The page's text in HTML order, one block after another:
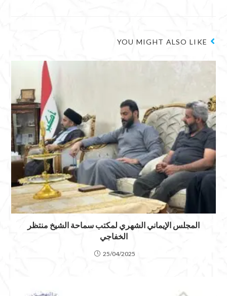
YOU MIGHT ALSO LIKE
المجلس الإيماني الشهري لمكتب سماحة الشيخ منتظر
الخفاجي
25/04/2025